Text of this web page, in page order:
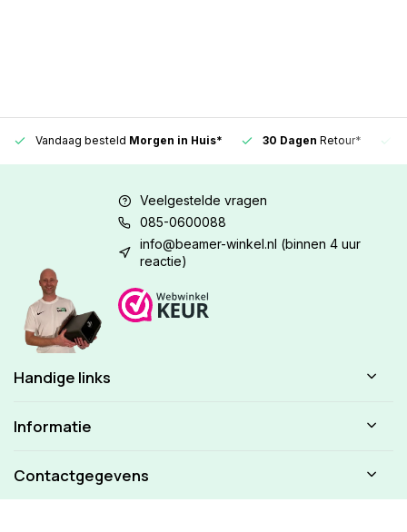
Vandaag besteld Morgen in Huis* 30 Dagen Retour*
Veelgestelde vragen
085-0600088
info@beamer-winkel.nl (binnen 4 uur
reactie)
Handige links
Informatie
Contactgegevens